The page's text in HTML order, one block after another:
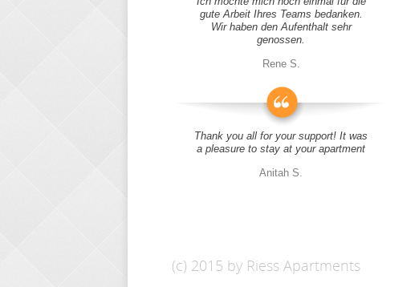
gute Arbeit Ihres Teams bedanken.
Wir haben den Aufenthalt sehr
genossen.
Rene S.
Thank you all for your support! It was
a pleasure to stay at your apartment
Anitah S.
(c) 2015 by Riess Apartments